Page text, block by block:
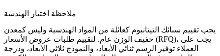
ملاحظة اختيار الهندسة
يجب تقييم سبائك التيتانيوم كعائلة من المواد الهندسية وليس كمعدن
خفيف الوزن عام. لتقييم طلبات عروض الأسعار (RFQ)، يجب على
العملاء توفير الرسم ثنائي الأبعاد، والنموذج ثلاثي الأبعاد، ودرجة